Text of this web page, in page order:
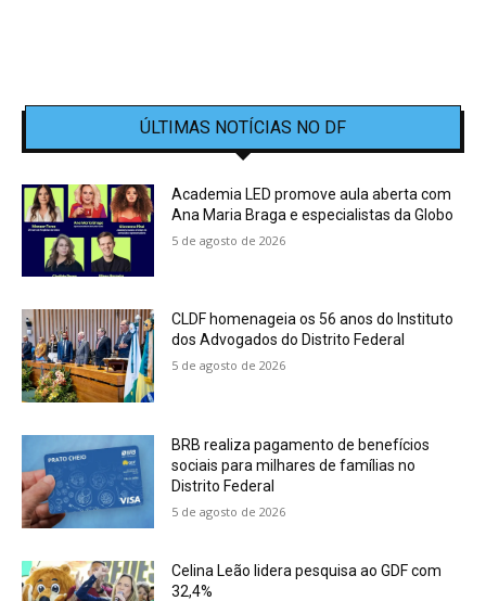
ÚLTIMAS NOTÍCIAS NO DF
Academia LED promove aula aberta com
Ana Maria Braga e especialistas da Globo
5 de agosto de 2026
CLDF homenageia os 56 anos do Instituto
dos Advogados do Distrito Federal
5 de agosto de 2026
BRB realiza pagamento de benefícios
sociais para milhares de famílias no
Distrito Federal
5 de agosto de 2026
Celina Leão lidera pesquisa ao GDF com
32,4%